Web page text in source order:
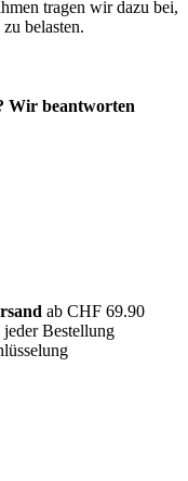
tragen wir dazu bei,
belasten.
Wir beantworten
ab CHF 69.90
jeder Bestellung